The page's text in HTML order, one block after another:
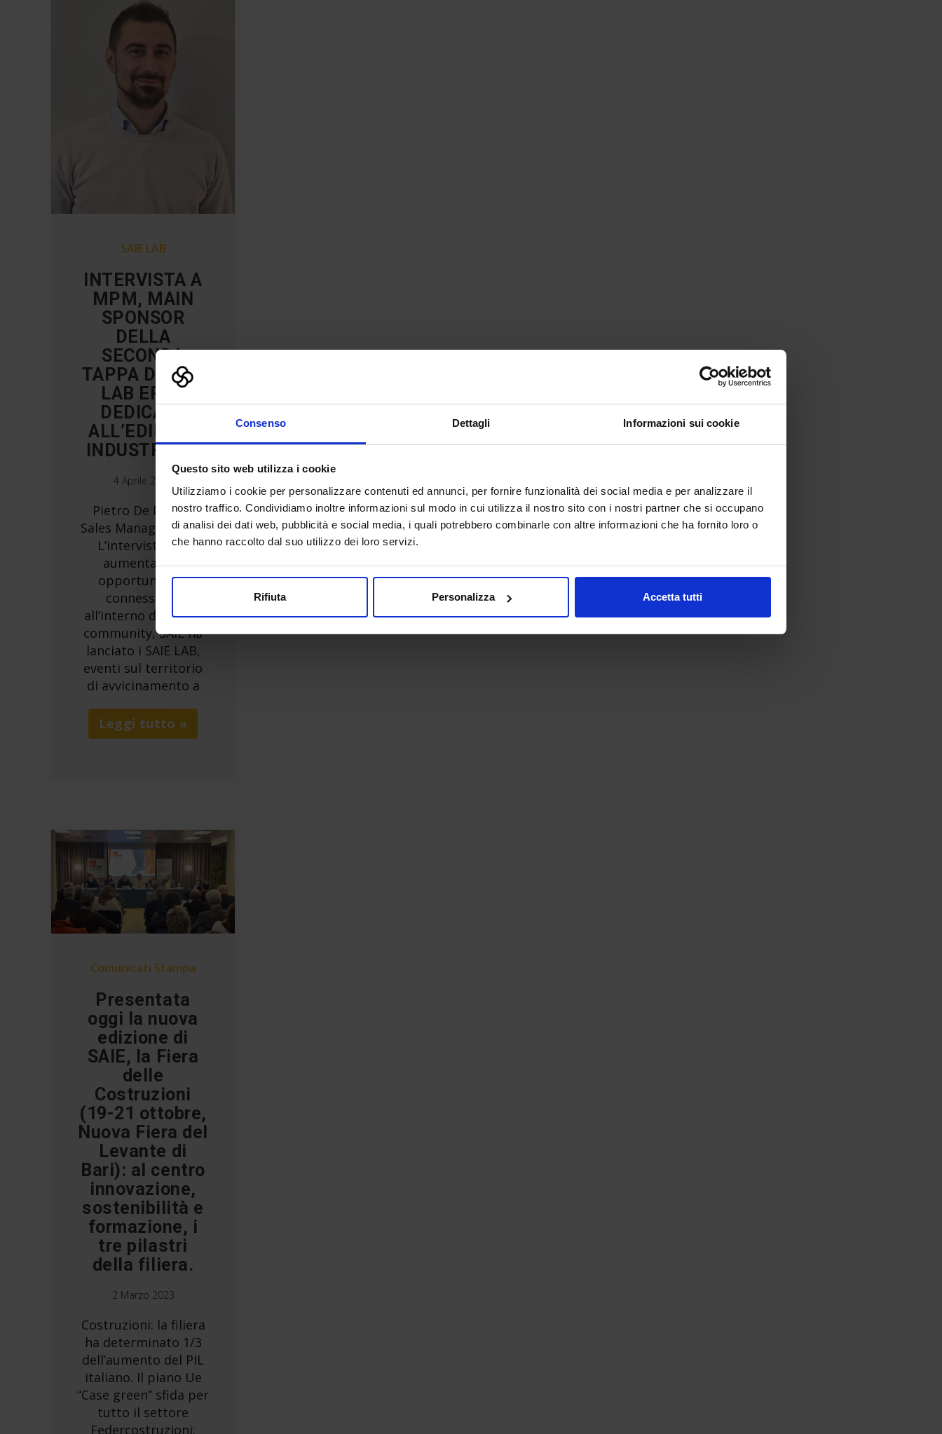
Consenso Dettagli Informazioni sui cookie
Questo sito web utilizza i cookie
Utilizziamo i cookie per personalizzare contenuti ed annunci, per fornire funzionalità dei social media e per analizzare il
nostro traffico. Condividiamo inoltre informazioni sul modo in cui utilizza il nostro sito con i nostri partner che si occupano
di analisi dei dati web, pubblicità e social media, i quali potrebbero combinarle con altre informazioni che ha fornito loro o
che hanno raccolto dal suo utilizzo dei loro servizi.
Rifiuta Personalizza Accetta tutti
SAIE LAB
INTERVISTA A
MPM, MAIN
SPONSOR
DELLA
SECONDA
TAPPA DI SAIE
LAB ERBA
DEDICATA
ALL’EDILIZIA
INDUSTRIALE
4 Aprile 2023
Pietro De Marco,
Sales Manager, MPM
L’intervista Per
aumentare le
opportunità di
connessione
all’interno della sua
community, SAIE ha
lanciato i SAIE LAB,
eventi sul territorio
di avvicinamento a
Leggi tutto »
Comunicati Stampa
Presentata
oggi la nuova
edizione di
SAIE, la Fiera
delle
Costruzioni
(19-21 ottobre,
Nuova Fiera del
Levante di
Bari): al centro
innovazione,
sostenibilità e
formazione, i
tre pilastri
della filiera.
2 Marzo 2023
Costruzioni: la filiera
ha determinato 1/3
dell’aumento del PIL
italiano. Il piano Ue
“Case green” sfida per
tutto il settore
Federcostruzioni: